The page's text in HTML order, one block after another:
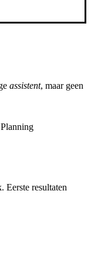
assistent, maar geen
Eerste resultaten